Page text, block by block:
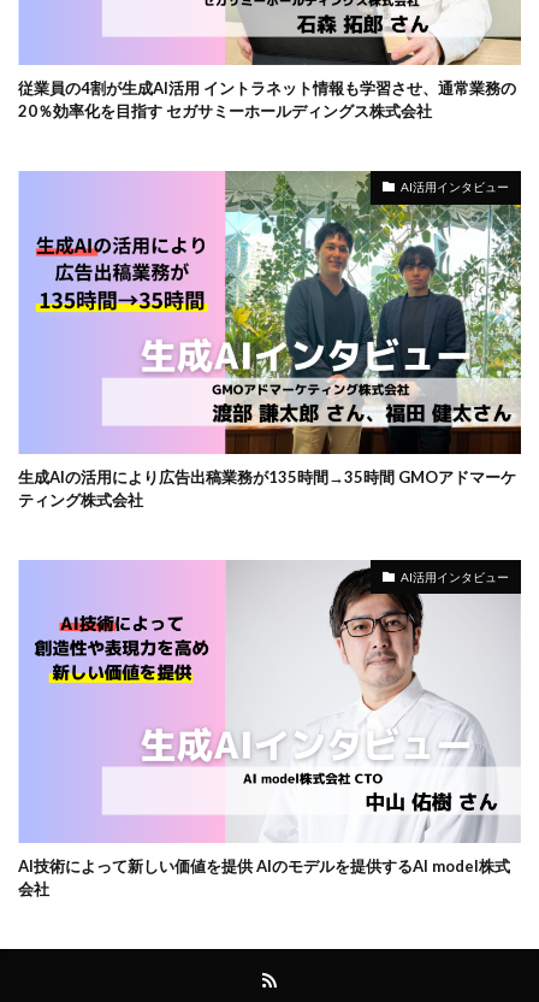
従業員の4割が生成AI活用 イントラネット情報も学習させ、通常業務の
20％効率化を目指す セガサミーホールディングス株式会社
AI活用インタビュー
生成AIの活用により広告出稿業務が135時間→35時間 GMOアドマーケ
ティング株式会社
AI活用インタビュー
AI技術によって新しい価値を提供 AIのモデルを提供するAI model株式
会社